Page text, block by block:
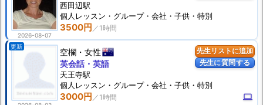
2026-08-07
3500円
西田辺駅
個人 レッスン ・グループ・会社・子供・特別
先生リストに追加
先生に質問する
更新
空欄 女性
3000円 computer
英会話・英語
天王寺駅
個人 レッスン ・グループ・会社・子供・特別